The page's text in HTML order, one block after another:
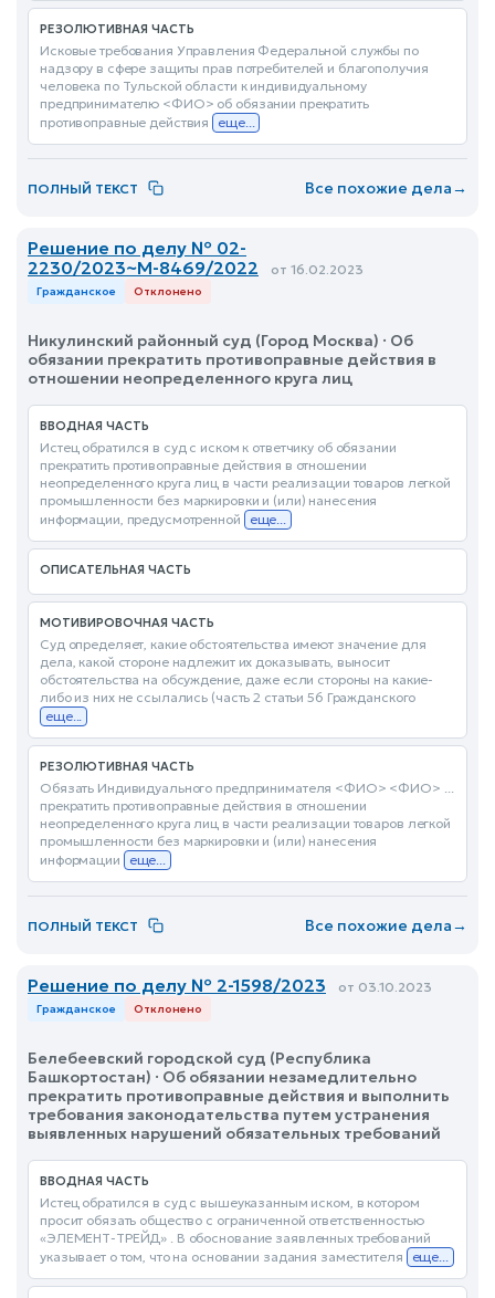
РЕЗОЛЮТИВНАЯ ЧАСТЬ
Исковые требования Управления Федеральной службы по
надзору в сфере защиты прав потребителей и благополучия
человека по Тульской области к индивидуальному
предпринимателю <ФИО> об обязании прекратить
противоправные действия еще...
ПОЛНЫЙ ТЕКСТ Все похожие дела→
Решение по делу № 02-
2230/2023~М-8469/2022
от 16.02.2023
Гражданское Отклонено
Никулинский районный суд (Город Москва) · Об
обязании прекратить противоправные действия в
отношении неопределенного круга лиц
ВВОДНАЯ ЧАСТЬ
Истец обратился в суд с иском к ответчику об обязании
прекратить противоправные действия в отношении
неопределенного круга лиц в части реализации товаров легкой
промышленности без маркировки и (или) нанесения
информации, предусмотренной
еще...
ОПИСАТЕЛЬНАЯ ЧАСТЬ
МОТИВИРОВОЧНАЯ ЧАСТЬ
Суд определяет, какие обстоятельства имеют значение для
дела, какой стороне надлежит их доказывать, выносит
обстоятельства на обсуждение, даже если стороны на какие-
либо из них не ссылались (часть 2 статьи 56 Гражданского
еще...
РЕЗОЛЮТИВНАЯ ЧАСТЬ
Обязать Индивидуального предпринимателя <ФИО> <ФИО> ...
прекратить противоправные действия в отношении
неопределенного круга лиц в части реализации товаров легкой
промышленности без маркировки и (или) нанесения
информации
еще...
ПОЛНЫЙ ТЕКСТ Все похожие дела→
Решение по делу № 2-1598/2023 от 03.10.2023
Гражданское Отклонено
Белебеевский городской суд (Республика
Башкортостан) · Об обязании незамедлительно
прекратить противоправные действия и выполнить
требования законодательства путем устранения
выявленных нарушений обязательных требований
ВВОДНАЯ ЧАСТЬ
Истец обратился в суд с вышеуказанным иском, в котором
просит обязать общество с ограниченной ответственностью
«ЭЛЕМЕНТ-ТРЕЙД» . В обоснование заявленных требований
указывает о том, что на основании задания заместителя
еще...